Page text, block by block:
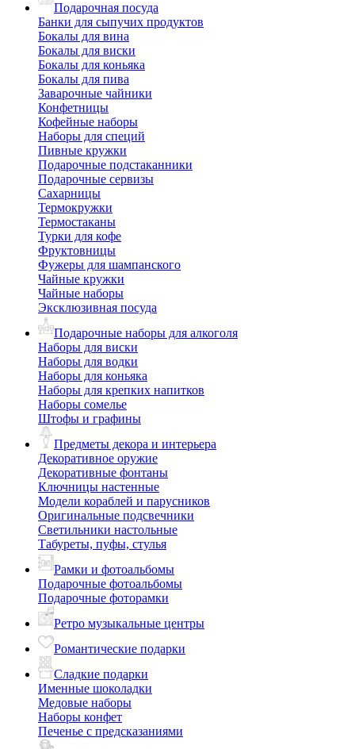
Подарочная посуда
Банки для сыпучих продуктов
Бокалы для вина
Бокалы для виски
Бокалы для коньяка
Бокалы для пива
Заварочные чайники
Конфетницы
Кофейные наборы
Наборы для специй
Пивные кружки
Подарочные подстаканники
Подарочные сервизы
Сахарницы
Термокружки
Термостаканы
Турки для кофе
Фруктовницы
Фужеры для шампанского
Чайные кружки
Чайные наборы
Эксклюзивная посуда
Подарочные наборы для алкоголя
Наборы для виски
Наборы для водки
Наборы для коньяка
Наборы для крепких напитков
Наборы сомелье
Штофы и графины
Предметы декора и интерьера
Декоративное оружие
Декоративные фонтаны
Ключницы настенные
Модели кораблей и парусников
Оригинальные подсвечники
Светильники настольные
Табуреты, пуфы, стулья
Рамки и фотоальбомы
Подарочные фотоальбомы
Подарочные фоторамки
Ретро музыкальные центры
Романтические подарки
Сладкие подарки
Именные шоколадки
Медовые наборы
Наборы конфет
Печенье с предсказаниями